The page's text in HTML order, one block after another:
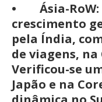
• Ásia-RoW:
crescimento
pela Índia,
de viagens,
Verificou-se
Japão e na